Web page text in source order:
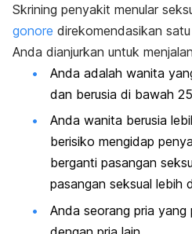
Skrining penyakit menular
gonore direkomendasikan
Anda dianjurkan untuk
Anda adalah wanita
dan berusia di bawah
Anda wanita berusia
berisiko mengidap
berganti pasangan
pasangan seksual lebih
Anda seorang pria yang